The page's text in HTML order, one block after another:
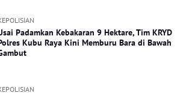
Padamkan Kebakaran 9 Hektare, Tim KRYD
Kubu Raya Kini Memburu Bara di Bawah